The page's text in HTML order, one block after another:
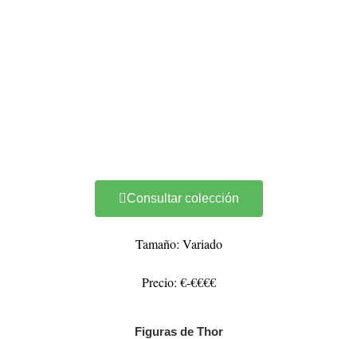
Consultar colección
Tamaño: Variado
Precio: €-€€€€
Figuras de Thor